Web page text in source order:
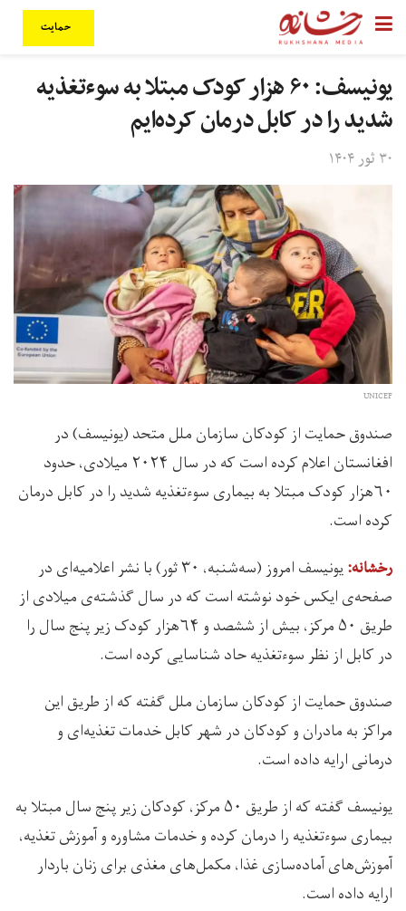
حمایت
یونیسف: ۶۰ هزار کودک مبتلا به سوءتغذیه
شدید را در کابل درمان کرده‌ایم
۳۰ ثور ۱۴۰۴
UNICEF
صندوق‌ حمایت از کودکان سازمان ملل متحد (یونیسف) در
افغانستان اعلام کرده است که در سال ۲۰۲۴ میلادی، حدود
۶۰هزار کودک مبتلا به بیماری سوءتغذیه شدید را در کابل درمان
کرده است.
رخشانه:
یونیسف امروز (سه‌شنبه، ۳۰ ثور) با نشر اعلامیه‌ای در
صفحه‌ی ایکس خود نوشته است که در سال گذشته‌ی میلادی از
طریق ۵۰ مرکز، بیش از ششصد و ۶۴هزار کودک زیر پنج سال را
در کابل از نظر سوءتغذیه‌ حاد شناسایی کرده است.
صندوق حمایت از کودکان سازمان ملل گفته که از طریق این
مراکز به مادران و کودکان در شهر کابل خدمات تغذیه‌ای و
درمانی ارایه داده است.
یونیسف گفته که از طریق ۵۰ مرکز، کودکان زیر پنج سال مبتلا به
بیماری سوءتغذیه را درمان کرده و خدمات مشاوره و آموزش تغذیه،
آموزش‌های آماده‌سازی غذا، مکمل‌های مغذی برای زنان باردار
ارایه داده است.